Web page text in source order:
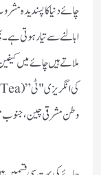
چائے دنیا کا پسندیدہ
ابالنے سے تیار ہوتی
ملاتے ہیں چائے میں
وطن مشرقی چین، جنوب